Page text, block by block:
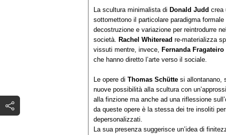
La scultura minimalista di Donald Judd crea
sottomettono il particolare paradigma
decostruzione e variazione per reintrodurre
società. Rachel Whiteread re-materializza
vissuti mentre, invece, Fernanda Fragateiro
che hanno diretto l’arte verso il sociale.
Le opere di Thomas Schütte si allontanano,
nuove possibilità alla scultura con
alla finzione ma anche ad una riflessione
da queste opere è la stessa dei tre insoliti
depersonalizzati.
La sua presenza suggerisce un’idea di